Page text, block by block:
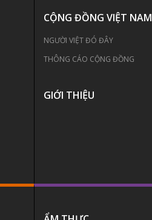
CỘNG ĐỒNG VIỆT NAM
NGƯỜI VIỆT ĐÓ ĐÂY
THÔNG CÁO CỘNG ĐỒNG
GIỚI THIỆU